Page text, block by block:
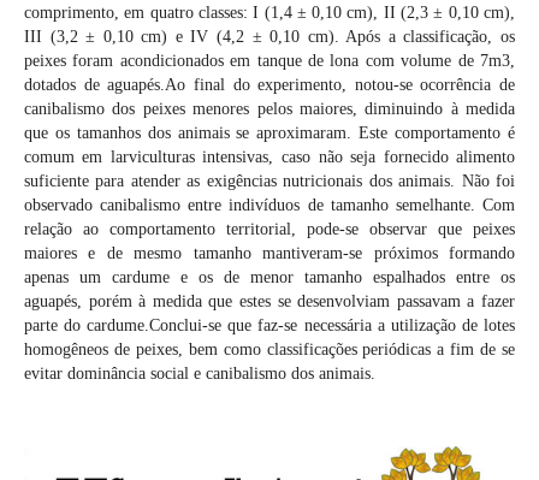
comprimento, em quatro classes: I (1,4 ± 0,10 cm), II (2,3 ± 0,10 cm),
III (3,2 ± 0,10 cm) e IV (4,2 ± 0,10 cm). Após a classificação, os
peixes foram acondicionados em tanque de lona com volume de 7m3,
dotados de aguapés.Ao final do experimento, notou-se ocorrência de
canibalismo dos peixes menores pelos maiores, diminuindo à medida
que os tamanhos dos animais se aproximaram. Este comportamento é
comum em larviculturas intensivas, caso não seja fornecido alimento
suficiente para atender as exigências nutricionais dos animais. Não foi
observado canibalismo entre indivíduos de tamanho semelhante. Com
relação ao comportamento territorial, pode-se observar que peixes
maiores e de mesmo tamanho mantiveram-se próximos formando
apenas um cardume e os de menor tamanho espalhados entre os
aguapés, porém à medida que estes se desenvolviam passavam a fazer
parte do cardume.Conclui-se que faz-se necessária a utilização de lotes
homogêneos de peixes, bem como classificações periódicas a fim de se
evitar dominância social e canibalismo dos animais.